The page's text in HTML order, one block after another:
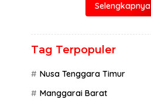
Selengkapnya
Tag Terpopuler
Nusa Tenggara Timur
Manggarai Barat